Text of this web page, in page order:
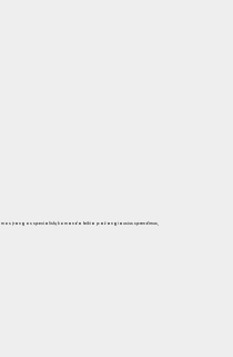
įrangos specialistų komanda teikia pažangiausius sprendimus,